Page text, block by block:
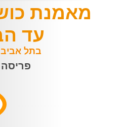
מאמנת
עד
בתל אביב